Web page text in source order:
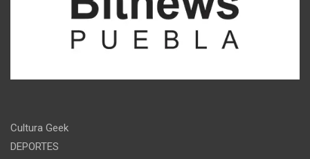
Cultura Geek
DEPORTES